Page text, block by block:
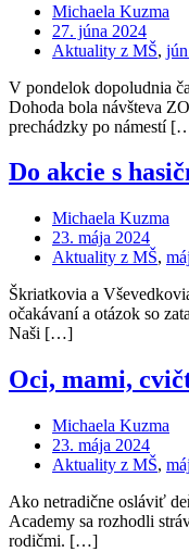
Michaela Kuzma
27. júna 2024
Aktuality z MŠ,
V pondelok dopoludnia
Dohoda bola návšteva
prechádzky po námestí
Do akcie s
Michaela Kuzma
23. mája 2024
Aktuality z MŠ,
Škriatkovia a
očakávaní a otázok so
Naši […]
Oci, mami,
Michaela Kuzma
23. mája 2024
Aktuality z MŠ,
Ako netradične osláviť
Academy sa rozhodli
rodičmi. […]